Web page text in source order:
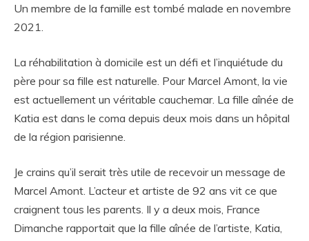
Un membre de la famille est tombé malade en novembre
2021.
La réhabilitation à domicile est un défi et l’inquiétude du
père pour sa fille est naturelle. Pour Marcel Amont, la vie
est actuellement un véritable cauchemar. La fille aînée de
Katia est dans le coma depuis deux mois dans un hôpital
de la région parisienne.
Je crains qu’il serait très utile de recevoir un message de
Marcel Amont. L’acteur et artiste de 92 ans vit ce que
craignent tous les parents. Il y a deux mois, France
Dimanche rapportait que la fille aînée de l’artiste, Katia,